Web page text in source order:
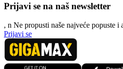
Prijavi se na naš newsletter
, n Ne propusti naše najveće popuste i
Prijavi se